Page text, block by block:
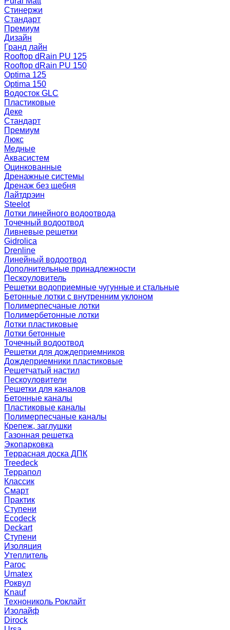
Стинержи
Стандарт
Премиум
Дизайн
Гранд лайн
Rooftop dRain PU 125
Rooftop dRain PU 150
Optima 125
Optima 150
Водосток GLC
Пластиковые
Деке
Стандарт
Премиум
Люкс
Медные
Аквасистем
Оцинкованные
Дренажные системы
Дренаж без щебня
Лайтдрэин
Steelot
Лотки линейного водоотвода
Точечный водоотвод
Ливневые решетки
Gidrolica
Drenline
Линейный водоотвод
Дополнительные принадлежности
Пескоуловитель
Решетки водоприемные чугунные и стальные
Бетонные лотки с внутренним уклоном
Полимерпесчаные лотки
Полимербетонные лотки
Лотки пластиковые
Лотки бетонные
Точечный водоотвод
Решетки для дождеприемников
Дождеприемники пластиковые
Решетчатый настил
Пескоуловители
Решетки для каналов
Бетонные каналы
Пластиковые каналы
Полимерпесчаные каналы
Крепеж, заглушки
Газонная решетка
Экопарковка
Террасная доска ДПК
Treedeck
Террапол
Классик
Смарт
Практик
Ступени
Ecodeck
Deckart
Ступени
Изоляция
Утеплитель
Paroc
Umatex
Роквул
Knauf
Технониколь Роклайт
Изолайф
Dirock